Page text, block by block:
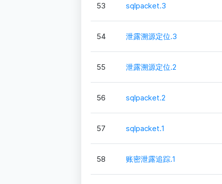
53 sqlpacket.3
54 泄露溯源定位.3
55 泄露溯源定位.2
56 sqlpacket.2
57 sqlpacket.1
58 账密泄露追踪.1